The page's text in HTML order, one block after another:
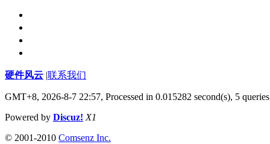
硬件风云 联系我们
GMT+8, 2026-8-7 22:57, Processed in 0.015282 second(s), 5 queries
Powered by Discuz! X1
© 2001-2010 Comsenz Inc.